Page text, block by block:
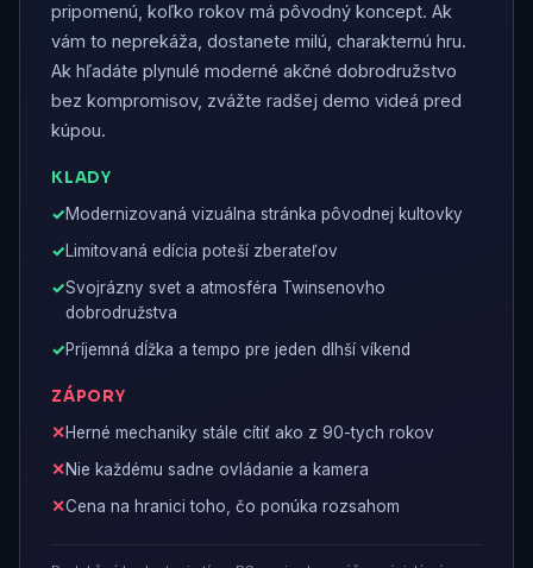
pripomenú, koľko rokov má pôvodný koncept. Ak
vám to neprekáža, dostanete milú, charakternú hru.
Ak hľadáte plynulé moderné akčné dobrodružstvo
bez kompromisov, zvážte radšej demo videá pred
kúpou.
KLADY
Modernizovaná vizuálna stránka pôvodnej kultovky
Limitovaná edícia poteší zberateľov
Svojrázny svet a atmosféra Twinsenovho
dobrodružstva
Príjemná dĺžka a tempo pre jeden dlhší víkend
ZÁPORY
Herné mechaniky stále cítiť ako z 90-tych rokov
Nie každému sadne ovládanie a kamera
Cena na hranici toho, čo ponúka rozsahom